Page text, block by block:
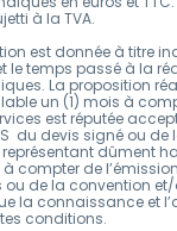
à la TVA.
est donnée à titre
le temps passé à la
La proposition
un (1) mois à
est réputée
du devis signé ou
dûment
à compter de
de la convention
la connaissance et
conditions.